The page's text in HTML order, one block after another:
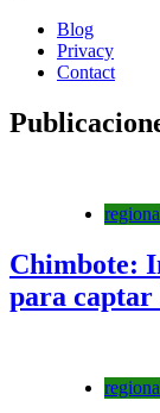
Blog
Privacy
Contact
Chimbote:
para captar